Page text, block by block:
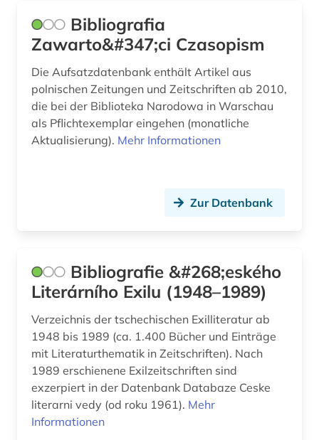
polen (16)
politik (3)
polnisch (10)
polnische ostgebiete (1)
puskin (1)
quellenkunde (1)
radiscev (1)
rechtswissenschaft (1)
religion (2)
Bibliografia
Zawarto&#347;ci Czasopism
Die Aufsatzdatenbank enthält Artikel aus
polnischen Zeitungen und Zeitschriften ab 2010,
die bei der Biblioteka Narodowa in Warschau
als Pflichtexemplar eingehen (monatliche
Aktualisierung). Mehr Informationen
Zur Datenbank
Bibliografie &#268;eského
Literárního Exilu (1948–1989)
Verzeichnis der tschechischen Exilliteratur ab
1948 bis 1989 (ca. 1.400 Bücher und Einträge
mit Literaturthematik in Zeitschriften). Nach
1989 erschienene Exilzeitschriften sind
exzerpiert in der Datenbank Databaze Ceske
literarni vedy (od roku 1961). Mehr
Informationen